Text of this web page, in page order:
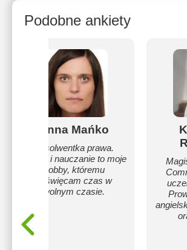
Podobne ankiety
Anna Mańko
Absolwentka prawa.
Języki i nauczanie to moje
hobby, któremu
poświęcam czas w
wolnym czasie.